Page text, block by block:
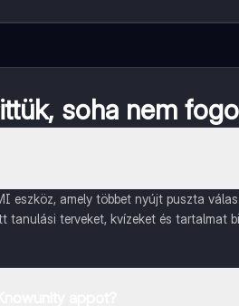
soha nem
eszköz, amely többet nyújt puszta
tanulási terveket, kvízeket és tartalmat